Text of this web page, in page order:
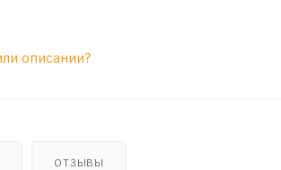
описании?
ОТЗЫВЫ